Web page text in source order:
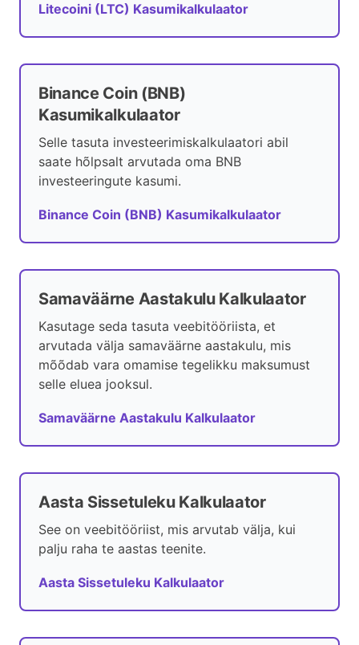
Litecoini (LTC) Kasumikalkulaator
Binance Coin (BNB)
Kasumikalkulaator
Selle tasuta investeerimiskalkulaatori abil
saate hõlpsalt arvutada oma BNB
investeeringute kasumi.
Binance Coin (BNB) Kasumikalkulaator
Samaväärne Aastakulu Kalkulaator
Kasutage seda tasuta veebitööriista, et
arvutada välja samaväärne aastakulu, mis
mõõdab vara omamise tegelikku maksumust
selle eluea jooksul.
Samaväärne Aastakulu Kalkulaator
Aasta Sissetuleku Kalkulaator
See on veebitööriist, mis arvutab välja, kui
palju raha te aastas teenite.
Aasta Sissetuleku Kalkulaator